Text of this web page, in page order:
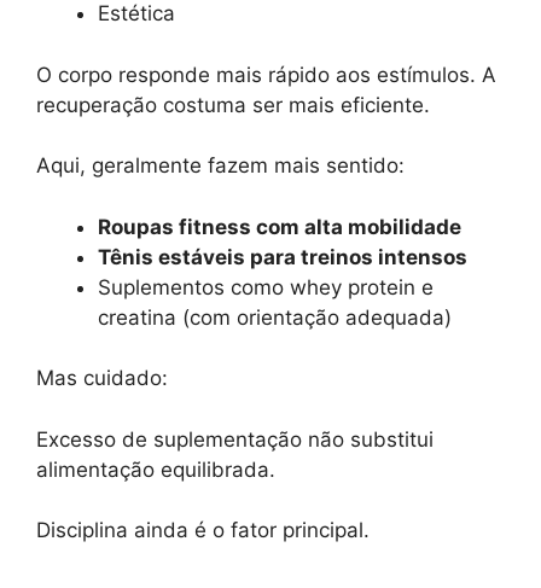
Estética
O corpo responde mais rápido aos estímulos. A
recuperação costuma ser mais eficiente.
Aqui, geralmente fazem mais sentido:
Roupas fitness com alta mobilidade
Tênis estáveis para treinos intensos
Suplementos como whey protein e
creatina (com orientação adequada)
Mas cuidado:
Excesso de suplementação não substitui
alimentação equilibrada.
Disciplina ainda é o fator principal.